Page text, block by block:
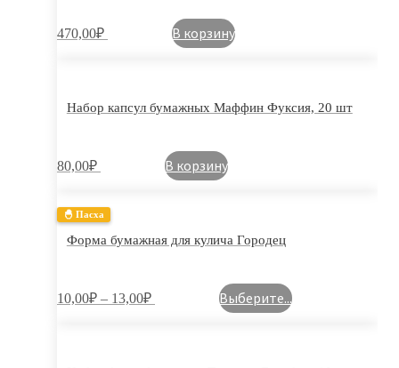
470,00₽ В корзину
Набор капсул бумажных Маффин Фуксия, 20 шт
80,00₽ В корзину
🐣 Пасха
Форма бумажная для кулича Городец
10,00₽ – 13,00₽ Выберите...